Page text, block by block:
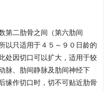
第二肋骨之间（第六肋间
以只适用于４５～９０日龄的
处因切口可以扩大，适用于较
脉、肋间静脉及肋间神经下
缘作切口时，切不可贴近肋骨